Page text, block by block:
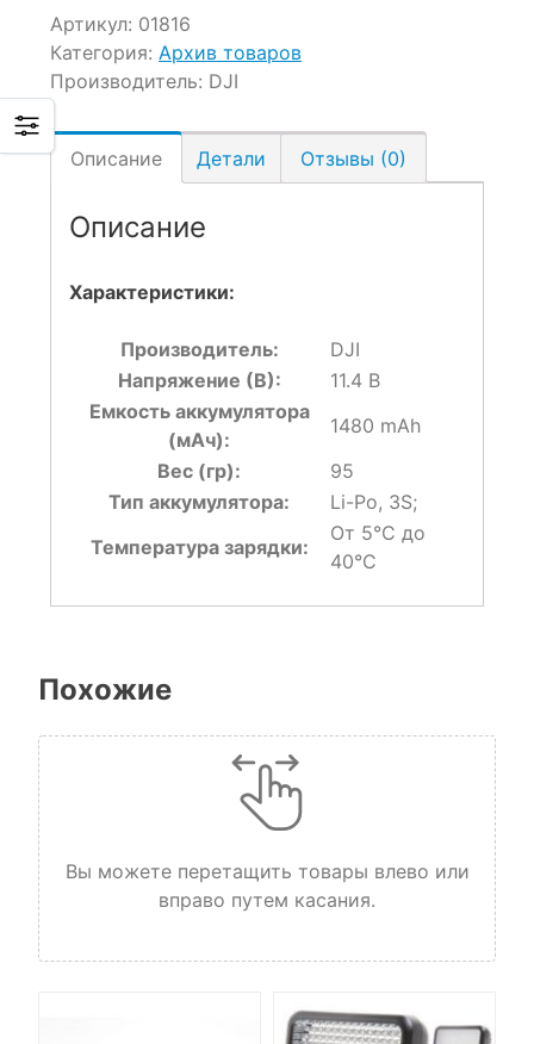
Артикул: 01816
Категория: Архив товаров
Производитель: DJI
Описание Детали Отзывы (0)
Описание
Характеристики:
Производитель:
DJI
Напряжение (В):
11.4 В
Емкость аккумулятора
(мАч):
1480 mAh
Вес (гр):
95
Тип аккумулятора:
Li-Po, 3S;
Температура зарядки:
От 5°C до
40°C
Похожие
Вы можете перетащить товары влево или
вправо путем касания.